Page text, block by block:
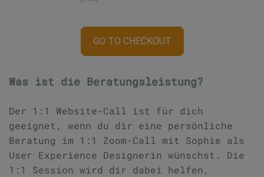
GO TO CHECKOUT
Was ist die Beratungsleistung?
Der 1:1 Website-Call ist für dich
geeignet, wenn du dir eine persönliche
Beratung im 1:1 Zoom-Call mit Sophie als
User Experience Designerin wünschst. Die
1:1 Session wird dir dabei helfen,